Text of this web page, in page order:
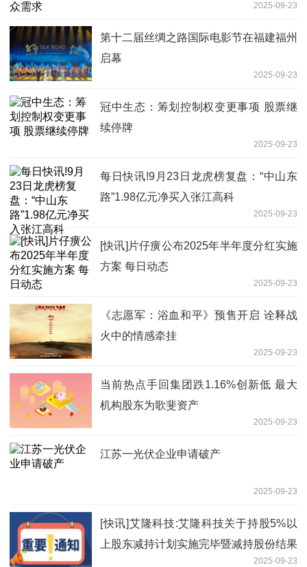
2025-09-23
第十二届丝绸之路国际电影节在福建福州
启幕
2025-09-23
冠中生态：筹划控制权变更事项 股票继
续停牌
2025-09-23
每日快讯!9月23日龙虎榜复盘：“中山东
路”1.98亿元净买入张江高科
2025-09-23
[快讯]片仔癀公布2025年半年度分红实施
方案 每日动态
2025-09-23
《志愿军：浴血和平》预售开启 诠释战
火中的情感牵挂
2025-09-23
当前热点手回集团跌1.16%创新低 最大
机构股东为歌斐资产
2025-09-23
江苏一光伏企业申请破产
2025-09-23
[快讯]艾隆科技:艾隆科技关于持股5%以
上股东减持计划实施完毕暨减持股份结果
2025-09-23